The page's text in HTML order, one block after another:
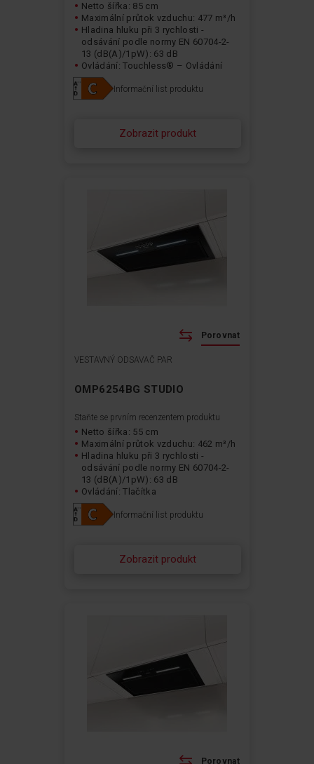
Zobrazit produkt
Netto šířka: 85 cm
Maximální průtok vzduchu: 477 m³/h
Hladina hluku při 3 rychlosti -
odsávání podle normy EN 60704-2-
13 (dB(A)/1pW): 63 dB
Ovládání: Touchless® – Ovládání
gesty
Typ osvětlení: LED pásek
Informační list produktu
VESTAVNÝ ODSAVAČ PAR
OMP6254BG STUDIO
Zobrazit produkt
Staňte se prvním recenzentem produktu
Netto šířka: 55 cm
Maximální průtok vzduchu: 462 m³/h
Hladina hluku při 3 rychlosti -
odsávání podle normy EN 60704-2-
13 (dB(A)/1pW): 63 dB
Ovládání: Tlačítka
Typ osvětlení: LED pásek
Informační list produktu
Porovnat
Porovnat